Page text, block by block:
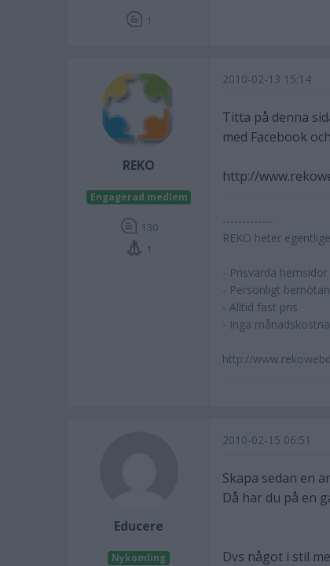
1
REKO
Engagerad medlem
130
1
2010-02-13 15:14
Titta på denna
med Facebook
http://
-------------
REKO heter
- Prisvärda
- Personligt
- Alltid fast pris
- Inga
http://
Educere
Nykomling
2010-02-15 06:51
Skapa sedan en
Då har du på en
Dvs något i stil